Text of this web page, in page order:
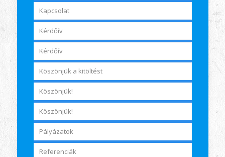
Kapcsolat
Kérdőív
Kérdőív
Köszönjük a kitöltést
Köszönjük!
Köszönjük!
Pályázatok
Referenciák